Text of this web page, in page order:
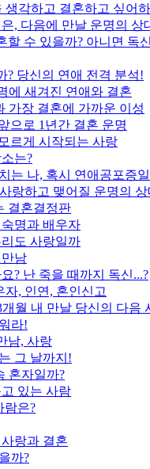
각하고 결혼하고 싶어
, 다음에 만날 운명의 상
할 수 있을까? 아니면 독
? 당신의 연애 전격 분석!
에 새겨진 연애와 결혼
가장 결혼에 가까운 이성
으로 1년간 결혼 운명
르게 시작되는 사랑
는?
는 나, 혹시 연애공포증
랑하고 맺어질 운명의 상
결혼결정판
명과 배우자
도 사랑일까
남
? 난 죽을 때까지 독신...?
, 인연, 혼인신고
월 내 만날 당신의 다음
라!
남, 사랑
그 날까지!
혼자일까?
있는 사람
람은?
랑과 결혼
까?